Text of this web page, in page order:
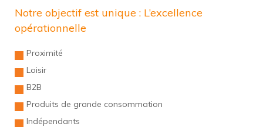
Notre objectif est unique : L’excellence
opérationnelle
Proximité
Loisir
B2B
Produits de grande consommation
Indépendants